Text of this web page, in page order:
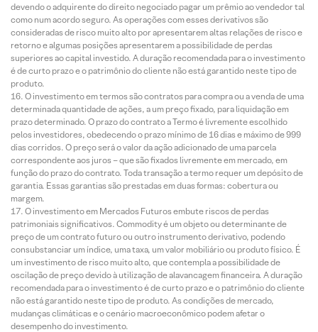
devendo o adquirente do direito negociado pagar um prêmio ao vendedor tal
como num acordo seguro. As operações com esses derivativos são
consideradas de risco muito alto por apresentarem altas relações de risco e
retorno e algumas posições apresentarem a possibilidade de perdas
superiores ao capital investido. A duração recomendada para o investimento
é de curto prazo e o patrimônio do cliente não está garantido neste tipo de
produto.
O investimento em termos são contratos para compra ou a venda de uma
determinada quantidade de ações, a um preço fixado, para liquidação em
prazo determinado. O prazo do contrato a Termo é livremente escolhido
pelos investidores, obedecendo o prazo mínimo de 16 dias e máximo de 999
dias corridos. O preço será o valor da ação adicionado de uma parcela
correspondente aos juros – que são fixados livremente em mercado, em
função do prazo do contrato. Toda transação a termo requer um depósito de
garantia. Essas garantias são prestadas em duas formas: cobertura ou
margem.
O investimento em Mercados Futuros embute riscos de perdas
patrimoniais significativos. Commodity é um objeto ou determinante de
preço de um contrato futuro ou outro instrumento derivativo, podendo
consubstanciar um índice, uma taxa, um valor mobiliário ou produto físico. É
um investimento de risco muito alto, que contempla a possibilidade de
oscilação de preço devido à utilização de alavancagem financeira. A duração
recomendada para o investimento é de curto prazo e o patrimônio do cliente
não está garantido neste tipo de produto. As condições de mercado,
mudanças climáticas e o cenário macroeconômico podem afetar o
desempenho do investimento.